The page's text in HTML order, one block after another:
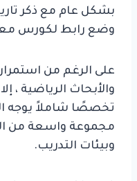
بشكل عام مع ذكر
وضع رابط لكورس
على الرغم من
والأبحاث الرياضية ،
تخصصًا شاملاً يوجه
مجموعة واسعة من
وبيئات التدريب.